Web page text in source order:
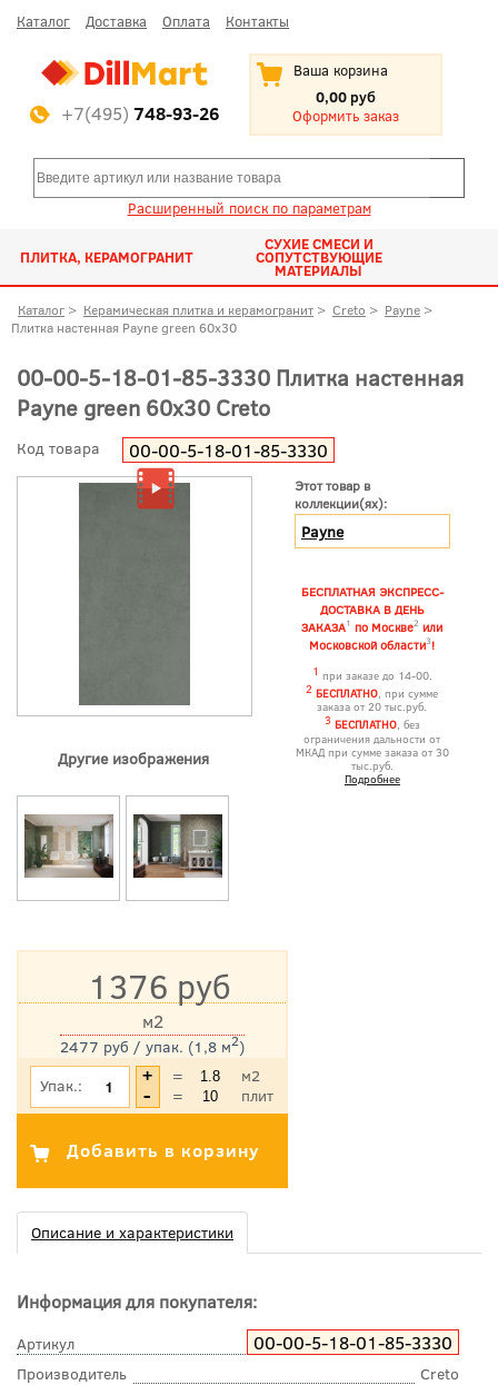
Каталог Доставка Оплата Контакты
+7(495) 748-93-26
Ваша корзина
0,00 руб
Оформить заказ
Расширенный поиск по параметрам
ПЛИТКА, КЕРАМОГРАНИТ
СУХИЕ СМЕСИ И
СОПУТСТВУЮЩИЕ
МАТЕРИАЛЫ
Каталог > Керамическая плитка и керамогранит > Creto > Payne >
Плитка настенная Payne green 60x30
00-00-5-18-01-85-3330 Плитка настенная
Payne green 60x30 Creto
Код товара 00-00-5-18-01-85-3330
Другие изображения
Этот товар в
коллекции(ях):
Payne
БЕСПЛАТНАЯ ЭКСПРЕСС-
ДОСТАВКА В ДЕНЬ
ЗАКАЗА1 по Москве2 или
Московской области3!
1 при заказе до 14-00.
2 БЕСПЛАТНО, при сумме
заказа от 20 тыс.руб.
3 БЕСПЛАТНО, без
ограничения дальности от
МКАД при сумме заказа от 30
тыс.руб.
Подробнее
1376 руб
2477 руб / упак. (1,8 м2)
м2
*Цена указана с учетом НДС
Упак.: =
м2
=
плит
Описание и характеристики
Информация для покупателя:
Артикул 00-00-5-18-01-85-3330
Производитель
Creto